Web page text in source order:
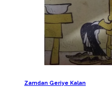
Zamdan Geriye Kalan